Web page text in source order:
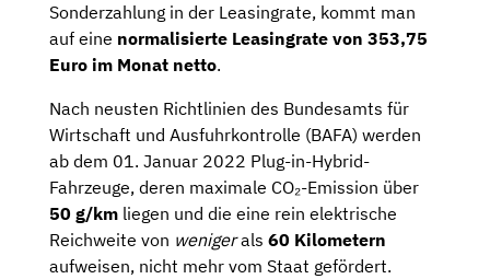
Sonderzahlung in der Leasingrate, kommt man
auf eine normalisierte Leasingrate von 353,75
Euro im Monat netto.
Nach neusten Richtlinien des Bundesamts für
Wirtschaft und Ausfuhrkontrolle (BAFA) werden
ab dem 01. Januar 2022 Plug-in-Hybrid-
Fahrzeuge, deren maximale CO₂-Emission über
50 g/km liegen und die eine rein elektrische
Reichweite von wenigerals 60 Kilometern
aufweisen, nicht mehr vom Staat gefördert.